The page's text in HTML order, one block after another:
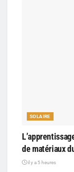
SOLAIRE
de matériaux
il y a 5 heures